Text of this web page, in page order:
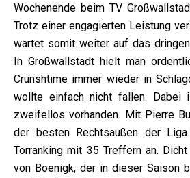
Wochenende beim TV
Trotz einer engagierten Leistung
wartet somit weiter auf das
In Großwallstadt hielt man
Crunshtime immer wieder in
wollte einfach nicht fallen. Dabei
zweifellos vorhanden. Mit Pierre
der besten Rechtsaußen der
Torranking mit 35 Treffern an.
von Boenigk, der in dieser Saison